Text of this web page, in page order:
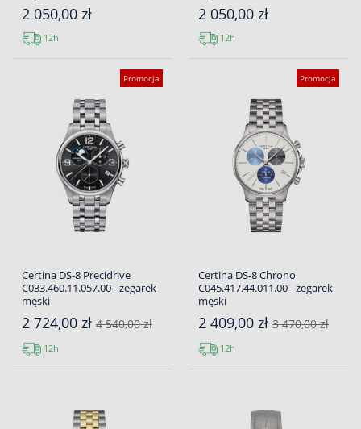
2 050,00 zł
12h
2 050,00 zł
12h
Promocja
Certina DS-8 Precidrive
C033.460.11.057.00 - zegarek
męski
2 724,00 zł 4 540,00 zł
12h
Promocja
Certina DS-8 Chrono
C045.417.44.011.00 - zegarek
męski
2 409,00 zł 3 470,00 zł
12h